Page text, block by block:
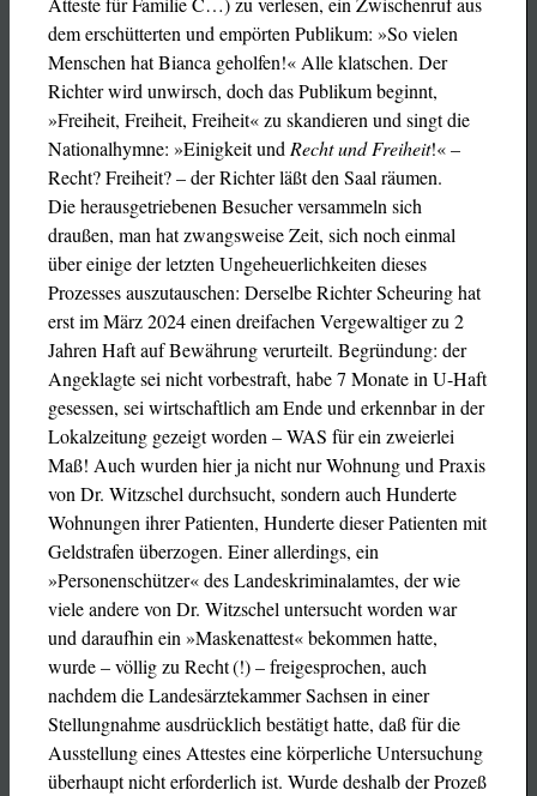
dem erschütterten und empörten Publikum: »So vielen
Menschen hat Bianca geholfen!« Alle klatschen. Der
Richter wird unwirsch, doch das Publikum beginnt,
»Freiheit, Freiheit, Freiheit« zu skandieren und singt die
Nationalhymne: »Einigkeit undRecht und Freiheit!« –
Recht? Freiheit? – der Richter läßt den Saal räumen.
Die herausgetriebenen Besucher versammeln sich
draußen, man hat zwangsweise Zeit, sich noch einmal
über einige der letzten Ungeheuerlichkeiten dieses
Prozesses auszutauschen: Derselbe Richter Scheuring hat
erst im März 2024 einen dreifachen Vergewaltiger zu 2
Jahren Haft auf Bewährung verurteilt. Begründung: der
Angeklagte sei nicht vorbestraft, habe 7 Monate in U-Haft
gesessen, sei wirtschaftlich am Ende und erkennbar in der
Lokalzeitung gezeigt worden – WAS für ein zweierlei
Maß! Auch wurden hier ja nicht nur Wohnung und Praxis
von Dr. Witzschel durchsucht, sondern auch Hunderte
Wohnungen ihrer Patienten, Hunderte dieser Patienten mit
Geldstrafen überzogen. Einer allerdings, ein
»Personenschützer« des Landeskriminalamtes, der wie
viele andere von Dr. Witzschel untersucht worden war
und daraufhin ein »Maskenattest« bekommen hatte,
wurde – völlig zu Recht (!) – freigesprochen, auch
nachdem die Landesärztekammer Sachsen in einer
Stellungnahme ausdrücklich bestätigt hatte, daß für die
Ausstellung eines Attestes eine körperliche Untersuchung
überhaupt nicht erforderlich ist. Wurde deshalb der Prozeß